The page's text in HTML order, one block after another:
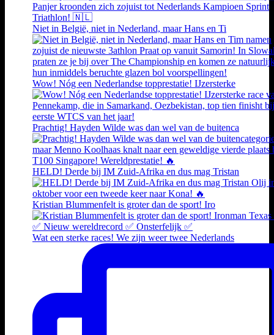
Niet in België, niet in Nederland, maar Hans en Ti
Wow! Nóg een Nederlandse topprestatie! IJzersterke
Prachtig! Hayden Wilde was dan wel van de buitenca
HELD! Derde bij IM Zuid-Afrika en dus mag Tristan
Kristian Blummenfelt is groter dan de sport! Iro
Wat een sterke races! We zijn weer twee Nederlands